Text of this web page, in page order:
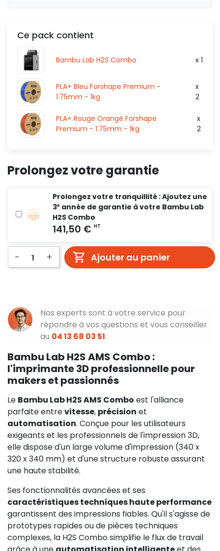
0,00 €
2 251,96 € 118
Ce pack contient
Bambu Lab H2S Combo x 1
PLA+ Bleu Forshape Premium -
1.75mm - 1kg
x
2
PLA+ Rouge Orangé Forshape
Premium - 1.75mm - 1kg
x
2
Prolongez votre garantie
Prolongez votre tranquillité : Ajoutez une
3ᵉ année de garantie à votre Bambu Lab
H2S Combo
- + Ajouter au panier
Nos experts sont à votre service pour
répondre à vos questions et vous conseiller
au 04 13 68 03 51.
Bambu Lab H2S AMS Combo :
l'imprimante 3D professionnelle pour
makers et passionnés
Le Bambu Lab H2S AMS Combo est l'alliance
parfaite entrevitesse, précision et
automatisation. Conçue pour les utilisateurs
exigeants et les professionnels de l'impression 3D,
elle dispose d'un large volume d'impression (340 x
320 x 340 mm) et d'une structure robuste assurant
une haute stabilité.
Ses fonctionnalités avancées et ses
caractéristiques techniques haute performance
garantissent des impressions fiables. Qu'il s'agisse de
prototypes rapides ou de pièces techniques
complexes, la H2S Combo simplifie le flux de travail